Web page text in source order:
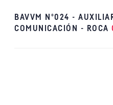
BAVVM Nº024 -
COMUNICACIÓN - ROCA